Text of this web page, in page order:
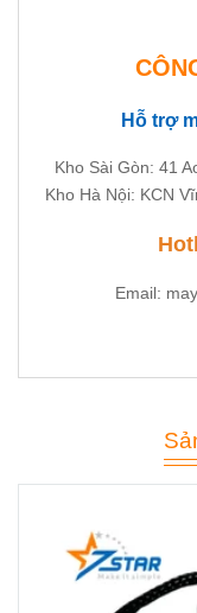
Hỗ trợ
Kho Sài Gòn: 41
Kho Hà Nội: KCN
Email: